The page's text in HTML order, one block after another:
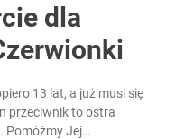
dla
13 lat, a już musi się
przeciwnik to ostra
Pomóżmy Jej